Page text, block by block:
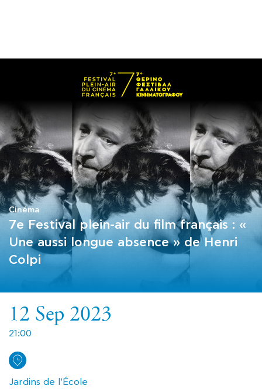
LA MÉDIATHÈQUE
12 Sep 2023
21:00
Jardins de l'École
Cinéma
7e Festival plein-air du film français : «
Une aussi longue absence » de Henri
Colpi